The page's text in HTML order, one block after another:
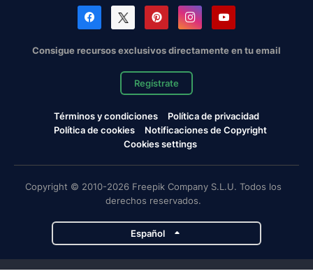
Consigue recursos exclusivos directamente en tu email
Regístrate
Términos y condiciones
Política de privacidad
Política de cookies
Notificaciones de Copyright
Cookies settings
Copyright © 2010-2026 Freepik Company S.L.U. Todos los
derechos reservados.
Español